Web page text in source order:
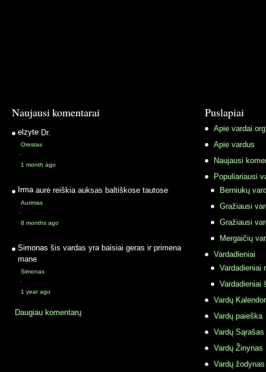
Naujausi komentarai
elzyte Dr.
Orestas
·
1 month ago
Irma aurė reiškia auksas baltiškose tautose
Aurimas
·
8 months ago
Simonas šis vardas yra baisiai geras ir primena
mane
Simonas
·
1 year ago
Daugiau komentarų
Puslapiai
Apie vardai.org
Apie vardus
Naujausi
Populiariausi
Berniukų
Gražiausi
Gražiausi
Mergaičių
Vardadieniai
Vardadieniai
Vardadieniai
Vardų
Vardų paieška
Vardų Sąrašas
Vardų Žinynas
Vardų